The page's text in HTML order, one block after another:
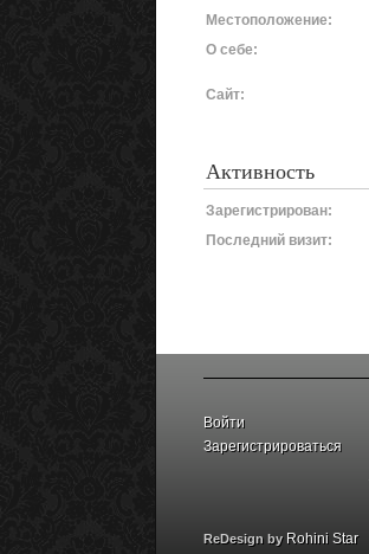
Местоположение:
О себе:
Сайт:
Активность
Зарегистрирован:
Последний визит:
Войти
Зарегистрироваться
ReDesign byRohini Star